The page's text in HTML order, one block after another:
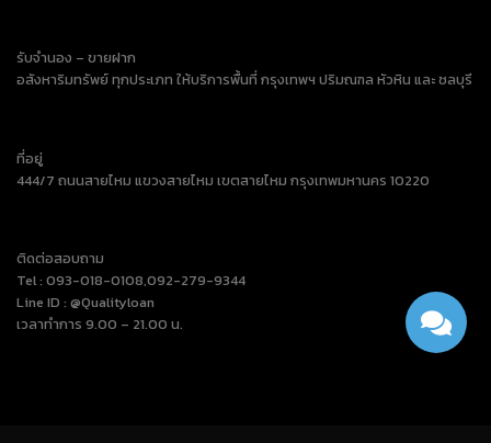
รับจำนอง – ขายฝาก
อสังหาริมทรัพย์ ทุกประเภท ให้บริการพื้นที่ กรุงเทพฯ ปริมณฑล หัวหิน และ ชลบุรี
ที่อยู่
444/7 ถนนสายไหม แขวงสายไหม เขตสายไหม กรุงเทพมหานคร 10220
ติดต่อสอบถาม
Tel : 093-018-0108,092-279-9344
Line ID : @Qualityloan
เวลาทำการ 9.00 – 21.00 น.